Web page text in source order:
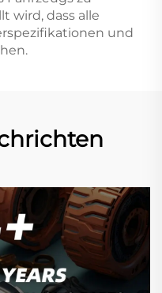
wird, dass alle
und